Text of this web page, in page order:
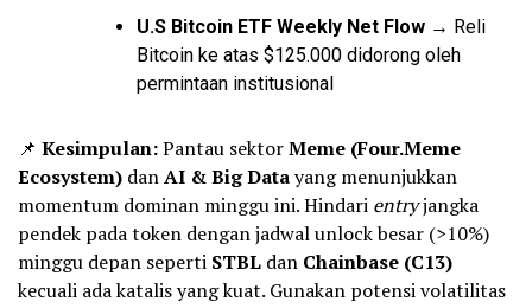
U.S Bitcoin ETF Weekly Net Flow → Reli
Bitcoin ke atas $125.000 didorong oleh
permintaan institusional
📌 Kesimpulan:Pantau sektorMeme (Four.Meme
Ecosystem) danAI & Big Datayang menunjukkan
momentum dominan minggu ini. Hindari entryjangka
pendek pada token dengan jadwal unlock besar (>10%)
minggu depan seperti STBL dan Chainbase (C13)
kecuali ada katalis yang kuat. Gunakan potensi volatilitas